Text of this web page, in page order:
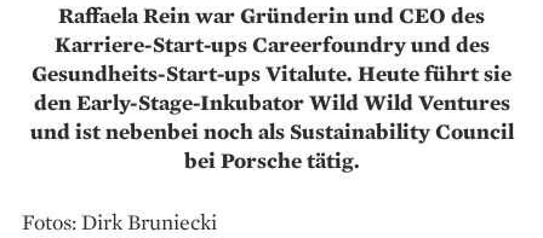
Raffaela Rein war Gründerin und CEO des
Karriere-Start-ups Careerfoundry und des
Gesundheits-Start-ups Vitalute. Heute führt sie
den Early-Stage-Inkubator Wild Wild Ventures
und ist nebenbei noch als Sustainability Council
bei Porsche tätig.
Fotos: Dirk Bruniecki